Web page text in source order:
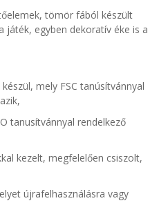
tömör fából készült
játék, egyben dekoratív éke is a
mely FSC tanúsítvánnyal
tanusítvánnyal rendelkező
kezelt, megfelelően csiszolt,
újrafelhasználásra vagy